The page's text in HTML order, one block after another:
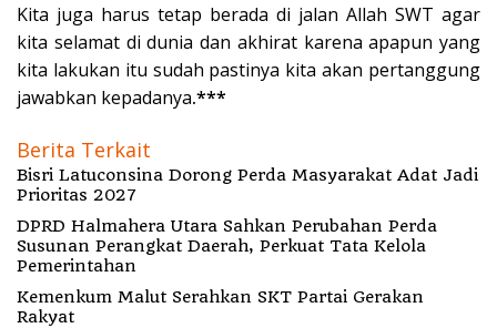
Kita juga harus tetap berada di jalan Allah SWT agar
kita selamat di dunia dan akhirat karena apapun yang
kita lakukan itu sudah pastinya kita akan pertanggung
jawabkan kepadanya.***
Berita Terkait
Bisri Latuconsina Dorong Perda Masyarakat Adat Jadi
Prioritas 2027
DPRD Halmahera Utara Sahkan Perubahan Perda
Susunan Perangkat Daerah, Perkuat Tata Kelola
Pemerintahan
Kemenkum Malut Serahkan SKT Partai Gerakan
Rakyat